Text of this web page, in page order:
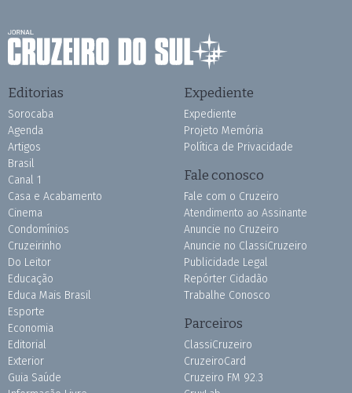
Editorias
Sorocaba
Agenda
Artigos
Brasil
Canal 1
Casa e Acabamento
Cinema
Condomínios
Cruzeirinho
Do Leitor
Educação
Educa Mais Brasil
Esporte
Economia
Editorial
Exterior
Guia Saúde
Expediente
Expediente
Projeto Memória
Política de Privacidade
Fale conosco
Fale com o Cruzeiro
Atendimento ao Assinante
Anuncie no Cruzeiro
Anuncie no ClassiCruzeiro
Publicidade Legal
Repórter Cidadão
Trabalhe Conosco
Parceiros
ClassiCruzeiro
CruzeiroCard
Cruzeiro FM 92.3